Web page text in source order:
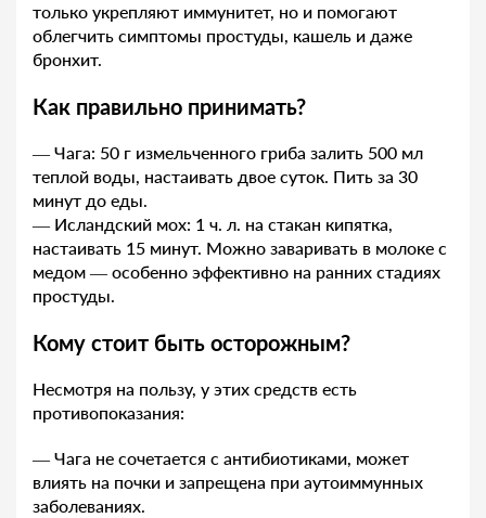
только укрепляют иммунитет, но и помогают
облегчить симптомы простуды, кашель и даже
бронхит.
Как правильно принимать?
— Чага: 50 г измельченного гриба залить 500 мл
теплой воды, настаивать двое суток. Пить за 30
минут до еды.
— Исландский мох: 1 ч. л. на стакан кипятка,
настаивать 15 минут. Можно заваривать в молоке с
медом — особенно эффективно на ранних стадиях
простуды.
Кому стоит быть осторожным?
Несмотря на пользу, у этих средств есть
противопоказания:
— Чага не сочетается с антибиотиками, может
влиять на почки и запрещена при аутоиммунных
заболеваниях.